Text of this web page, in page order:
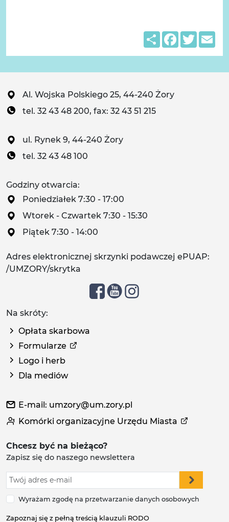
ShareFacebook
Twitter
Al. Wojska Polskiego 25, 44-240 Żory
tel. 32 43 48 200, fax: 32 43 51 215
ul. Rynek 9, 44-240 Żory
tel. 32 43 48 100
Godziny otwarcia:
Poniedziałek 7:30 - 17:00
Wtorek - Czwartek 7:30 - 15:30
Piątek 7:30 - 14:00
Adres elektronicznej skrzynki podawczej ePUAP:
/UMZORY/skrytka
Na skróty:
Opłata skarbowa
Formularze
Logo i herb
Dla mediów
E-mail: umzory@um.zory.pl
Komórki organizacyjne Urzędu Miasta
Chcesz być na bieżąco?
Zapisz się do naszego newslettera
Wyrażam zgodę na przetwarzanie danych osobowych
Zapoznaj się z pełną treścią klauzuli RODO